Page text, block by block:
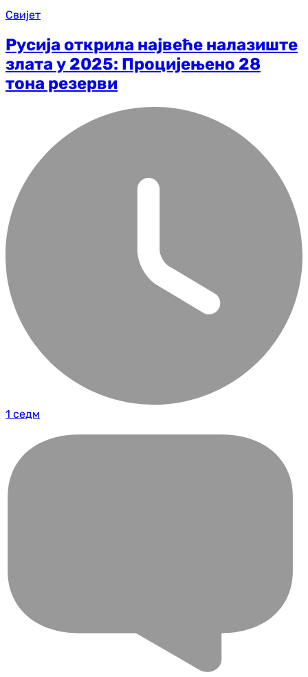
Свијет
Русија открила највеће налазиште
злата у 2025: Процијењено 28
тона резерви
1 седм